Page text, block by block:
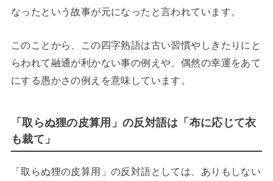
なったという故事が元になったと言われています。
このことから、この四字熟語は古い習慣やしきたりにと
らわれて融通が利かない事の例えや、偶然の幸運をあて
にする愚かさの例えを意味しています。
「取らぬ狸の皮算用」の反対語は「布に応じて衣
も裁て」
「取らぬ狸の皮算用」の反対語としては、ありもしない